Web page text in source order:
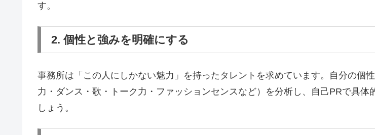
す。
2. 個性と強みを明確にする
事務所は「この人にしかない魅力」を持ったタレントを求めています。自分の個
力・ダンス・歌・トーク力・ファッションセンスなど）を分析し、自己PRで具体
しょう。